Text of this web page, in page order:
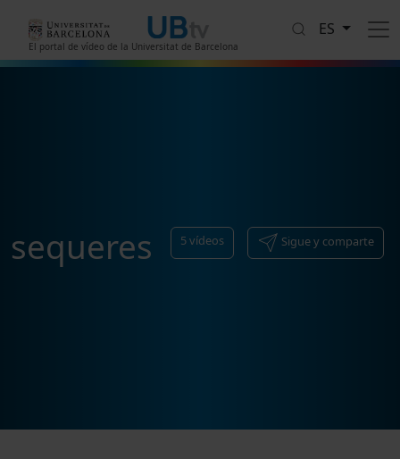
El portal de vídeo de la Universitat de Barcelona
ES
sequeres 5vídeos Sigue y comparte